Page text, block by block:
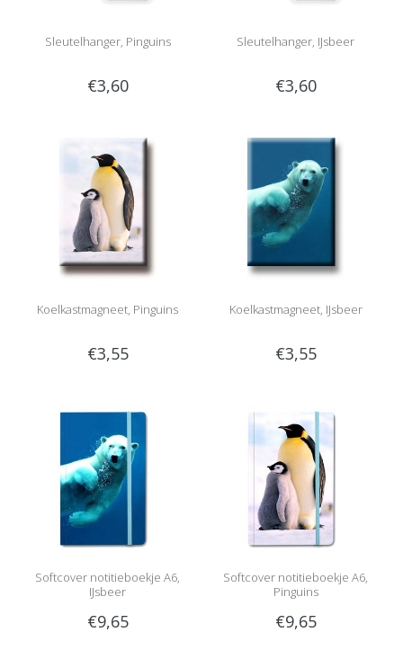
Sleutelhanger, Pinguins
€3,60
Sleutelhanger, IJsbeer
€3,60
Koelkastmagneet, Pinguins
€3,55
Koelkastmagneet, IJsbeer
€3,55
Softcover notitieboekje A6,
IJsbeer
€9,65
Softcover notitieboekje A6,
Pinguins
€9,65